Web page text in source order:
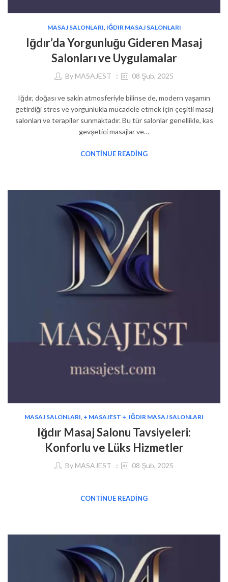
MASAJ SALONLARI, IĞDIR MASAJ SALONLARI
Iğdır’da Yorgunluğu Gideren Masaj
Salonları ve Uygulamalar
By MASAJEST 08 Şub, 2025
Iğdır, doğası ve sakin atmosferiyle bilinse de, modern yaşamın
getirdiği stres ve yorgunlukla mücadele etmek için çeşitli masaj
salonları ve terapiler sunmaktadır. Bu tür salonlar genellikle, kas
gevşetici masajlar ve…
CONTINUE READING
MASAJ SALONLARI, + MASAJEST +, IĞDIR MASAJ SALONLARI
Iğdır Masaj Salonu Tavsiyeleri:
Konforlu ve Lüks Hizmetler
By MASAJEST 08 Şub, 2025
CONTINUE READING